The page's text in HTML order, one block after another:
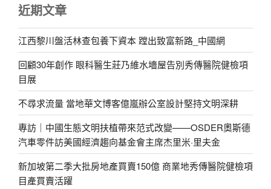
近期文章
江西黎川盤活林查包養下資本 蹚出致富新路_中國網
回顧30年創作 眼科醫生莊乃維水墻屋告別秀傳醫院健檢項
目展
不尋求流量 當地華文博客億嵐辦公室設計堅持文明深耕
專訪｜中國生態文明扶植帶來范式改變——OSDER奧斯德
汽車零件訪美國經濟趨向基金會主席杰里米·里夫金
新加坡第二季大批房地產買賣150億 商業地秀傳醫院健檢項
目產買賣活躍